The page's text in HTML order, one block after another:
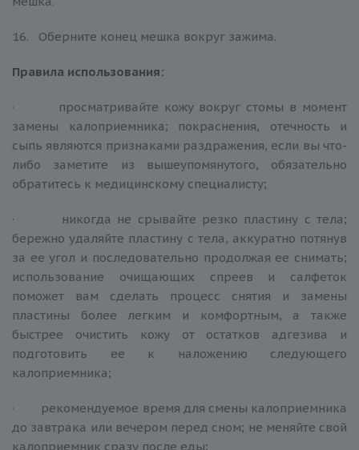
16. Оберните конец мешка вокруг зажима.
Правила использования:
· просматривайте кожу вокруг стомы в момент
замены калоприемника; покраснения, отечность и
сыпь являются признаками раздражения, если вы что-
либо заметите из вышеупомянутого, обязательно
обратитесь к медицинскому специалисту;
· никогда не срывайте резко пластину с тела;
бережно удаляйте пластину с тела, аккуратно потянув
за ее угол и последовательно продолжая ее снимать;
использование очищающих спреев и салфеток
поможет вам сделать процесс снятия и замены
пластины более легким и комфортным, а также
быстрее очистить кожу от остатков адгезива и
подготовить ее к наложению следующего
калоприемника;
· рекомендуемое время для смены калоприемника
до завтрака или вечером перед сном; не меняйте свой
калоприемник сразу после еды;